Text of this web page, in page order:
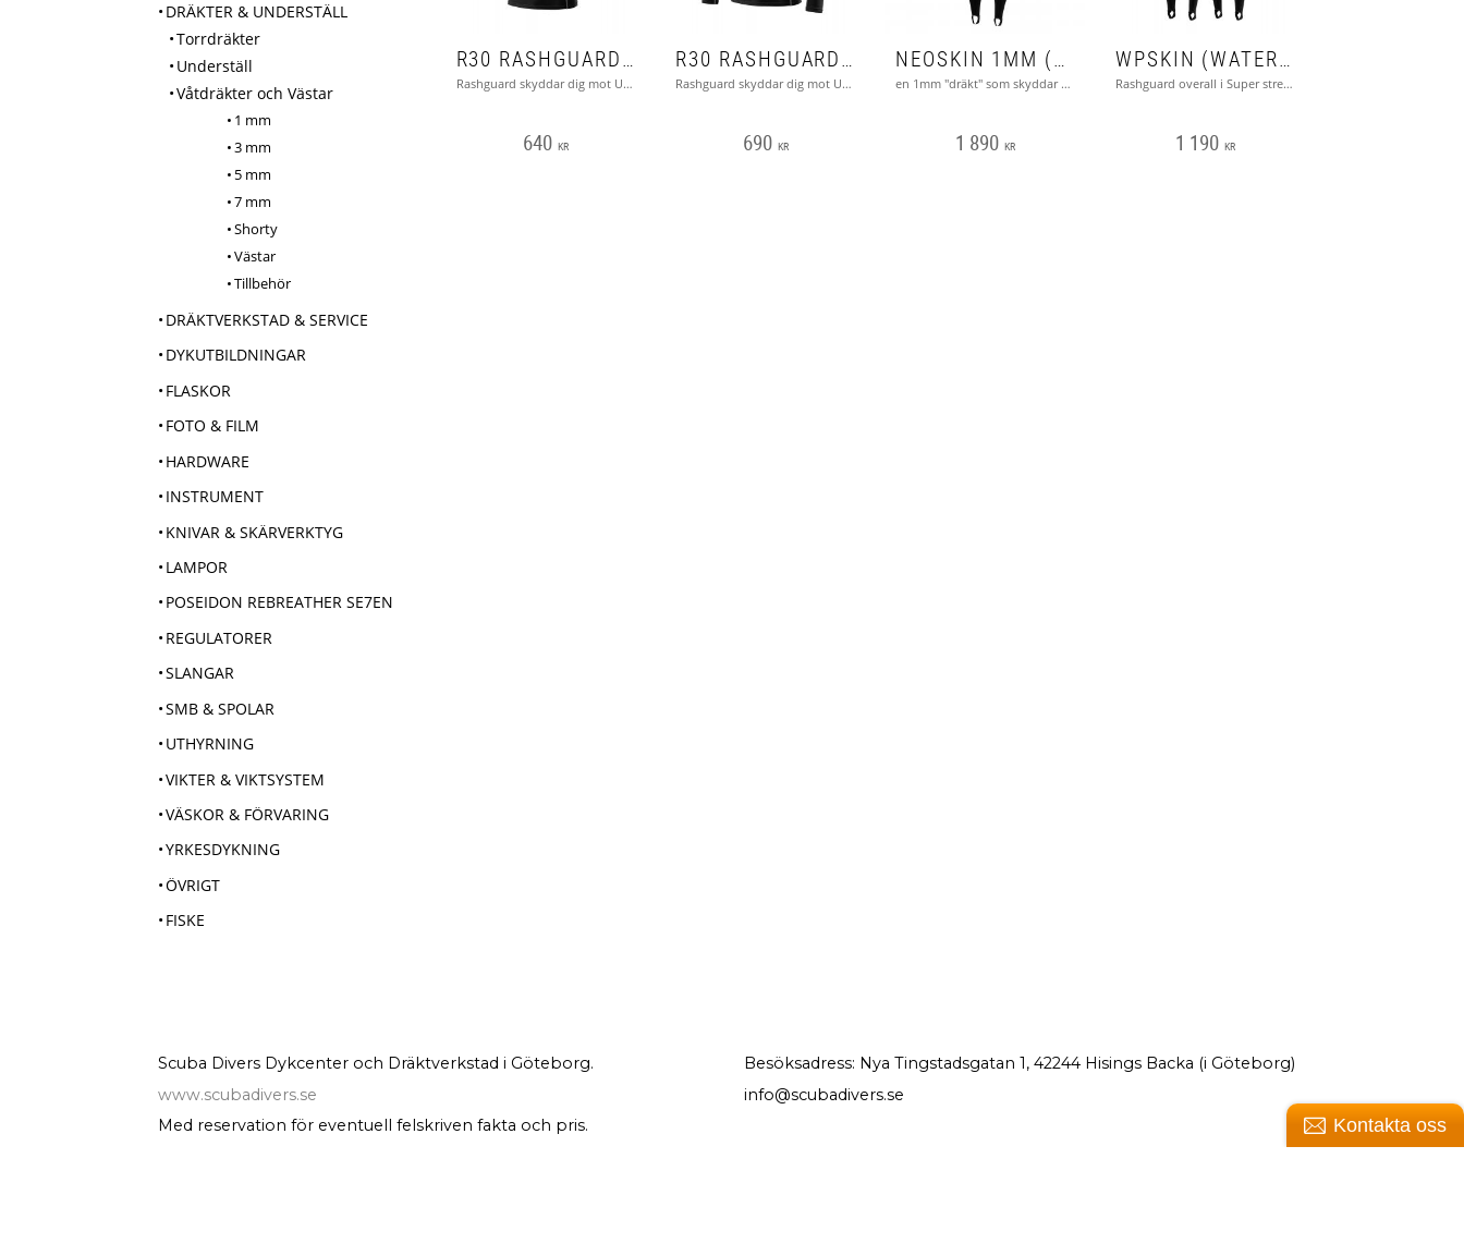
R30 RASHGUARD KORT ÄRM (WATERPROOF)
Rashguard skyddar dig mot UVstrålar och är tillverkad av spandex och lycra
640 KR
R30 RASHGUARD LÅNG ÄRM (WATERPROOF)
Rashguard skyddar dig mot UVstrålar och är tillverkad av spandex och lycra
690 KR
NEOSKIN 1MM (WATERPROOF)
en 1mm "dräkt" som skyddar mot vind och "vattenskvätt"
1 890 KR
WPSKIN (WATERPROOF)
Rashguard overall i Super stretch lycra, UV skydd 50+
1 190 KR
DRÄKTER & UNDERSTÄLL
Torrdräkter
Underställ
Våtdräkter och Västar
1 mm
3 mm
5 mm
7 mm
Shorty
Västar
Tillbehör
DRÄKTVERKSTAD & SERVICE
DYKUTBILDNINGAR
FLASKOR
FOTO & FILM
HARDWARE
INSTRUMENT
KNIVAR & SKÄRVERKTYG
LAMPOR
POSEIDON REBREATHER SE7EN
REGULATORER
SLANGAR
SMB & SPOLAR
UTHYRNING
VIKTER & VIKTSYSTEM
VÄSKOR & FÖRVARING
YRKESDYKNING
ÖVRIGT
FISKE
Scuba Divers Dykcenter och Dräktverkstad i Göteborg.
www.scubadivers.se
Med reservation för eventuell felskriven fakta och pris.
Besöksadress: Nya Tingstadsgatan 1, 42244 Hisings Backa (i Göteborg)
info@scubadivers.se
Kontakta oss